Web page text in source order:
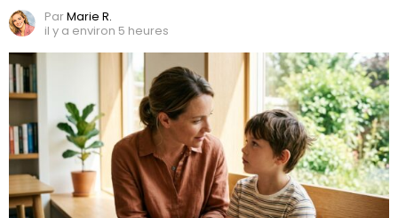
ParMarie R.
il y a environ 5 heures